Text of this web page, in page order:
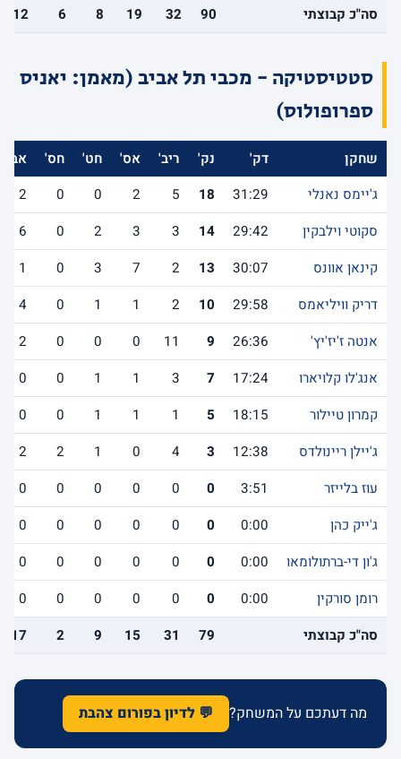
סה"כ קבוצתי
90
32
19
8
6
12
סטטיסטיקה - מכבי תל אביב (מאמן: יאניס
ספרופולוס)
שחקן דק' נק' ריב' אס' חט' חס'
אב'
ג'יימס נאנלי
31:29
18
5
2
0
0
2
סקוטי וילבקין
29:42
14
3
3
2
0
6
קינאן אוונס
30:07
13
2
7
3
0
1
דריק וויליאמס
29:58
10
2
1
1
0
4
אנטה ז'יז'יץ'
26:36
9
11
0
0
0
2
אנג'לו קלויארו
17:24
7
3
1
1
0
0
קמרון טיילור
18:15
5
1
1
1
0
0
ג'יילן ריינולדס
12:38
3
4
0
1
2
2
עוז בלייזר
3:51
0
0
0
0
0
0
ג'ייק כהן
0:00
0
0
0
0
0
0
ג'ון די-ברתולומאו
0:00
0
0
0
0
0
0
רומן סורקין
0:00
0
0
0
0
0
0
סה"כ קבוצתי
79
31
15
9
2
17
מה דעתכם על המשחק? 💬 לדיון בפורום צהבת